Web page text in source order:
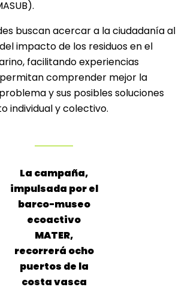
buscan acercar a la ciudadanía al
impacto de los residuos en el
facilitando experiencias
comprender mejor la
y sus posibles soluciones
individual y colectivo.
La campaña,
impulsada por el
barco-museo
ecoactivo
MATER,
recorrerá ocho
puertos de la
costa vasca